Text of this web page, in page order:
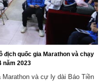
địch quốc gia Marathon và chạy
năm 2023
và cự ly dài Báo Tiền
QUYẾT ĐỊNH SỬA ĐỔI,
ĐỊNH SỐ 21/2017/QĐ-